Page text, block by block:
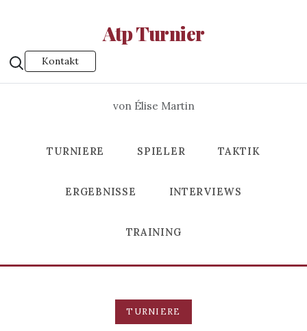
Atp Turnier
Kontakt
von Élise Martin
TURNIERE SPIELER TAKTIK
ERGEBNISSE INTERVIEWS
TRAINING
TURNIERE